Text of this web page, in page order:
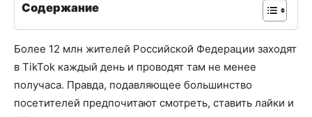
Содержание
Более 12 млн жителей Российской Федерации заходят
в TikTok каждый день и проводят там не менее
получаса. Правда, подавляющее большинство
посетителей предпочитают смотреть, ставить лайки и